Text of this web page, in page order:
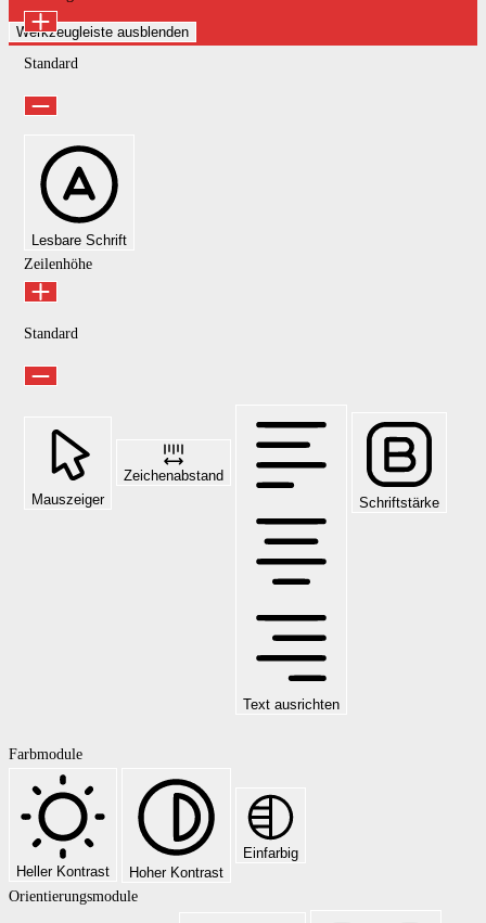
Werkzeugleiste ausblenden
Standard
Lesbare Schrift
Zeilenhöhe
Standard
Mauszeiger
Zeichenabstand
Text ausrichten
Schriftstärke
Farbmodule
Heller Kontrast Hoher Kontrast
Einfarbig
Orientierungsmodule